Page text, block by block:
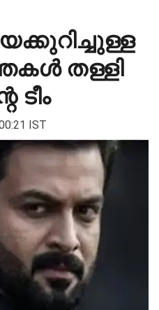
തള്ളി
ടീം
IST